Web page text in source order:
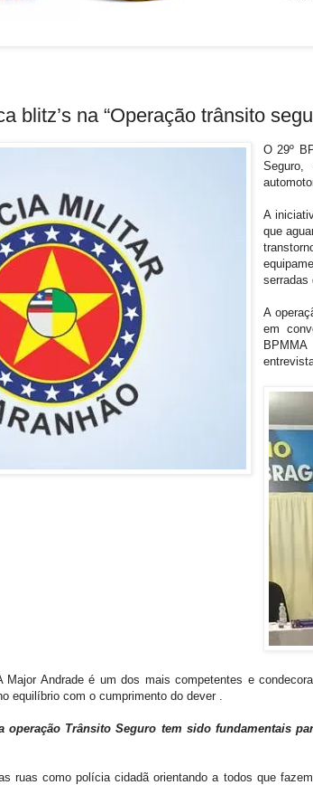
blitz’s na “Operação trânsito
O 29º
A
que
serradas
A
em
Major Andrade é um dos mais competentes e
equilíbrio com o cumprimento do dever .
operação Trânsito Seguro tem sido fundamentais
ruas como polícia cidadã orientando a todos que